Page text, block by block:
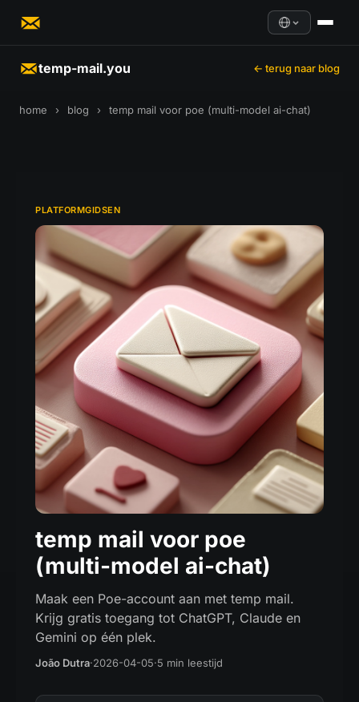
temp-mail.you ← terug naar blog
home › blog › temp mail voor poe (multi-model ai-chat)
PLATFORMGIDSEN
temp mail voor poe
(multi-model ai-chat)
Maak een Poe-account aan met temp mail.
Krijg gratis toegang tot ChatGPT, Claude en
Gemini op één plek.
João Dutra·2026-04-05·5 min leestijd